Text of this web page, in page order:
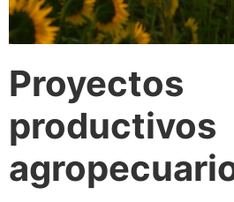
Proyectos
productivos